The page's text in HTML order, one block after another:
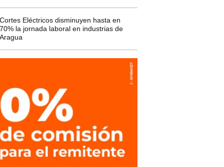
Eléctricos disminuyen hasta en
la jornada laboral en industrias de